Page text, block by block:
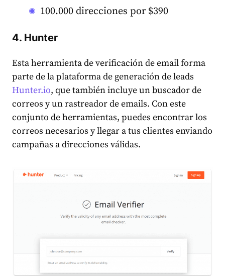
100.000 direcciones por $390
4. Hunter
Esta herramienta de verificación de email forma
parte de la plataforma de generación de leads
Hunter.io, que también incluye un buscador de
correos y un rastreador de emails. Con este
conjunto de herramientas, puedes encontrar los
correos necesarios y llegar a tus clientes enviando
campañas a direcciones válidas.